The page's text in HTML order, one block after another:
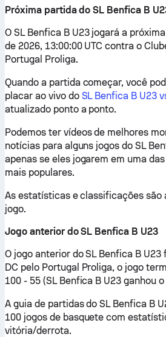
Próxima partida do SL Benfica B
O SL Benfica B U23 jogará a
de 2026, 13:00:00 UTC contra o
Portugal Proliga.
Quando a partida começar, você
placar ao vivo do SL Benfica B U23
atualizado ponto a ponto.
Podemos ter vídeos de melhores
notícias para alguns jogos do SL
apenas se eles jogarem em uma
mais populares.
As estatísticas e classificações são
jogo.
Jogo anterior do SL Benfica B U23
O jogo anterior do SL Benfica B
DC pelo Portugal Proliga, o jogo
100 - 55 (SL Benfica B U23 ganhou o
A guia de partidas do SL Benfica B
100 jogos de basquete com
vitória/derrota.